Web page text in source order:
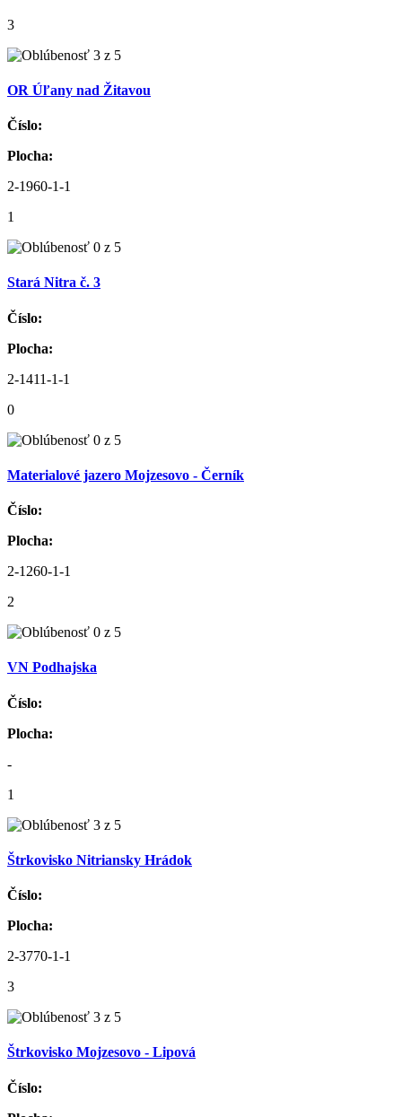
3
OR Úľany nad Žitavou
Číslo:
Plocha:
2-1960-1-1
1
Stará Nitra č. 3
Číslo:
Plocha:
2-1411-1-1
0
Materialové jazero Mojzesovo - Černík
Číslo:
Plocha:
2-1260-1-1
2
VN Podhajska
Číslo:
Plocha:
-
1
Štrkovisko Nitriansky Hrádok
Číslo:
Plocha:
2-3770-1-1
3
Štrkovisko Mojzesovo - Lipová
Číslo: